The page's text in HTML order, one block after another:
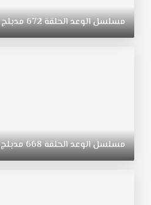
مسلسلالوعدالحلقة672مدبلج
مسلسلالوعدالحلقة668مدبلج